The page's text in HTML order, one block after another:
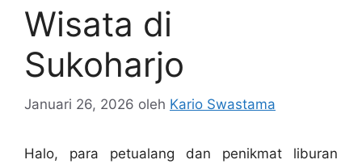
Wisata di
Sukoharjo
Januari 26, 2026 oleh Kario Swastama
Halo, para petualang dan penikmat liburan